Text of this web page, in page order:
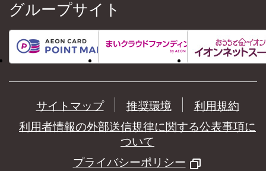
グループサイト
サイトマップ 推奨環境
利用規約
利用者情報の外部送信規律に関する公表事項に
ついて
プライバシーポリシー